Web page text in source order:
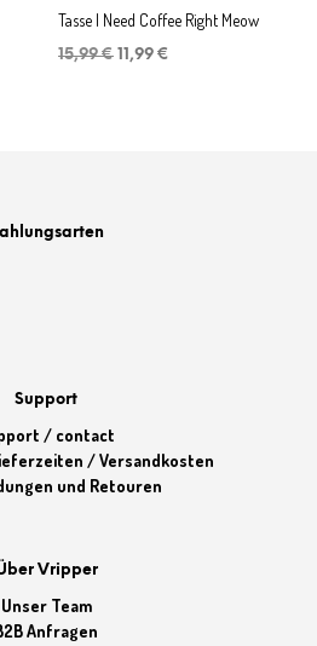
Tasse I Need Coffee Right Meow
15,99€ Ursprünglicher
11,99 €
Support
/ contact
/ Versandkosten
und Retouren
Vripper
Unser Team
Anfragen